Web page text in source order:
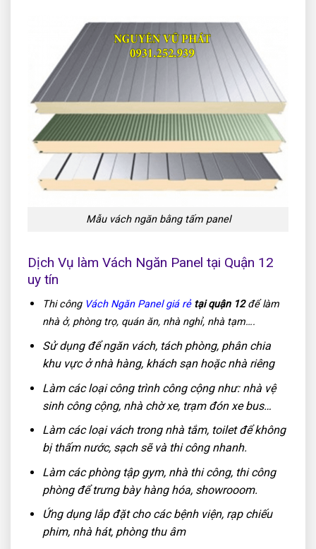
Mẫu vách ngăn bằng tấm panel
Dịch Vụ làm Vách Ngăn Panel tại Quận 12
uy tín
Thi công Vách Ngăn Panel giá rẻtại quận 12để làm
nhà ở, phòng trọ, quán ăn, nhà nghỉ, nhà tạm….
Sử dụng để ngăn vách, tách phòng, phân chia
khu vực ở nhà hàng, khách sạn hoặc nhà riêng
Làm các loại công trình công cộng như: nhà vệ
sinh công cộng, nhà chờ xe, trạm đón xe bus…
Làm các loại vách trong nhà tắm, toilet để không
bị thấm nước, sạch sẽ và thi công nhanh.
Làm các phòng tập gym, nhà thi công, thi công
phòng để trưng bày hàng hóa, showrooom.
Ứng dụng lắp đặt cho các bệnh viện, rạp chiếu
phim, nhà hát, phòng thu âm